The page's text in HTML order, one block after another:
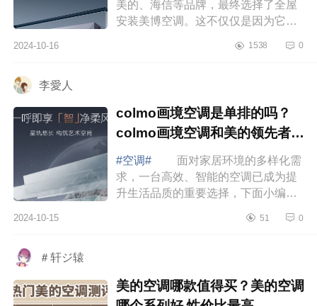
美的、海信等品牌，最终选择了全屋
安装美博空调。这不仅仅是因为它的
能效果以及外观设计都让我非常满
2024-10-16 1538 0
李愛人
colmo画境空调是单排的吗？
colmo画境空调和美的领先者哪
个好
#空调#
面对家居环境的多样化需
求，一台高效、智能的空调已成为提
升生活品质的重要选择，下面小编为
吗？colmo画境空调和美的领先者哪
2024-10-15 51 0
＃轩ジ辕
美的空调哪款值得买？美的空调